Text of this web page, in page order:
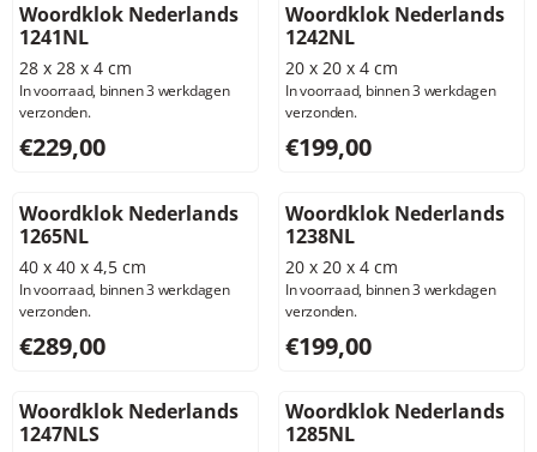
Woordklok Nederlands
1241NL
28 x 28 x 4 cm
In voorraad, binnen 3 werkdagen
verzonden.
Prijs: 229,00, exclusief btw: 189,26
€229,00
Woordklok Nederlands
1242NL
20 x 20 x 4 cm
In voorraad, binnen 3 werkdagen
verzonden.
Prijs: 199,00, exclusief btw:
€199,00
Woordklok Nederlands
1265NL
40 x 40 x 4,5 cm
In voorraad, binnen 3 werkdagen
verzonden.
Prijs: 289,00, exclusief btw: 238,84
€289,00
Woordklok Nederlands
1238NL
20 x 20 x 4 cm
In voorraad, binnen 3 werkdagen
verzonden.
Prijs: 199,00, exclusief btw:
€199,00
Woordklok Nederlands
1247NLS
Woordklok Nederlands
1285NL